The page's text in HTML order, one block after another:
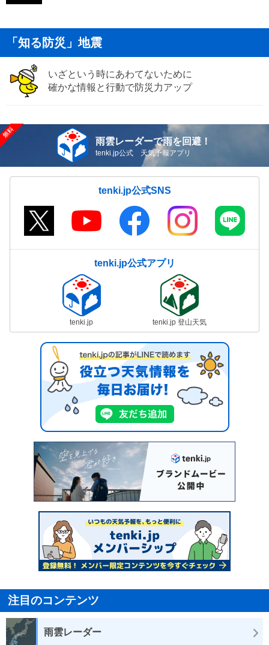
「知る防災」地震
いざという時にあわてないために
確かな情報と行動で防災力アップ
雨雲レーダーで雨を回避！
tenki.jp公式 天気予報アプリ
tenki.jp公式SNS
tenki.jp公式アプリ
tenki.jp tenki.jp 登山天気
注目のコンテンツ
雨雲レーダー